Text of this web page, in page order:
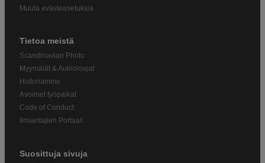
Muuta evästeasetuksia
Tietoa meistä
Scandinavian Photo
Myymälät & Aukioloajat
Historiamme
Avoimet työpaikat
Code of Conduct
Ilmiantajien Portaali
Suosittuja sivuja